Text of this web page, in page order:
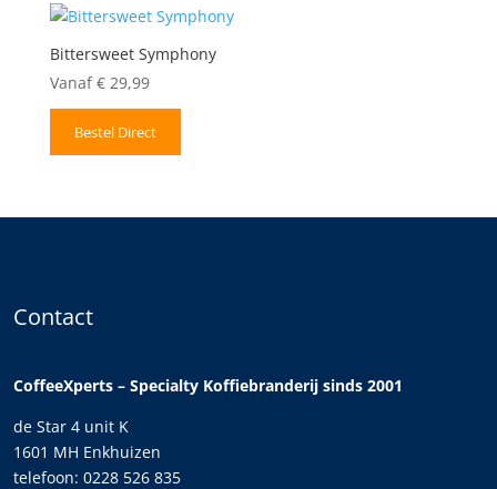
Bittersweet Symphony
Vanaf €29,99
Bestel Direct
Contact
CoffeeXperts – Specialty Koffiebranderij sinds 2001
de Star 4 unit K
1601 MH Enkhuizen
telefoon: 0228 526 835